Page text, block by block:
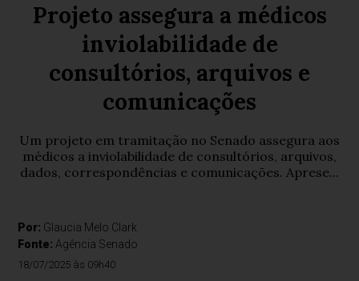
Projeto assegura a médicos
inviolabilidade de
consultórios, arquivos e
comunicações
Um projeto em tramitação no Senado assegura aos
médicos a inviolabilidade de consultórios, arquivos,
dados, correspondências e comunicações. Aprese...
Por: Glaucia Melo Clark
Fonte: Agência Senado
18/07/2025 às 09h40